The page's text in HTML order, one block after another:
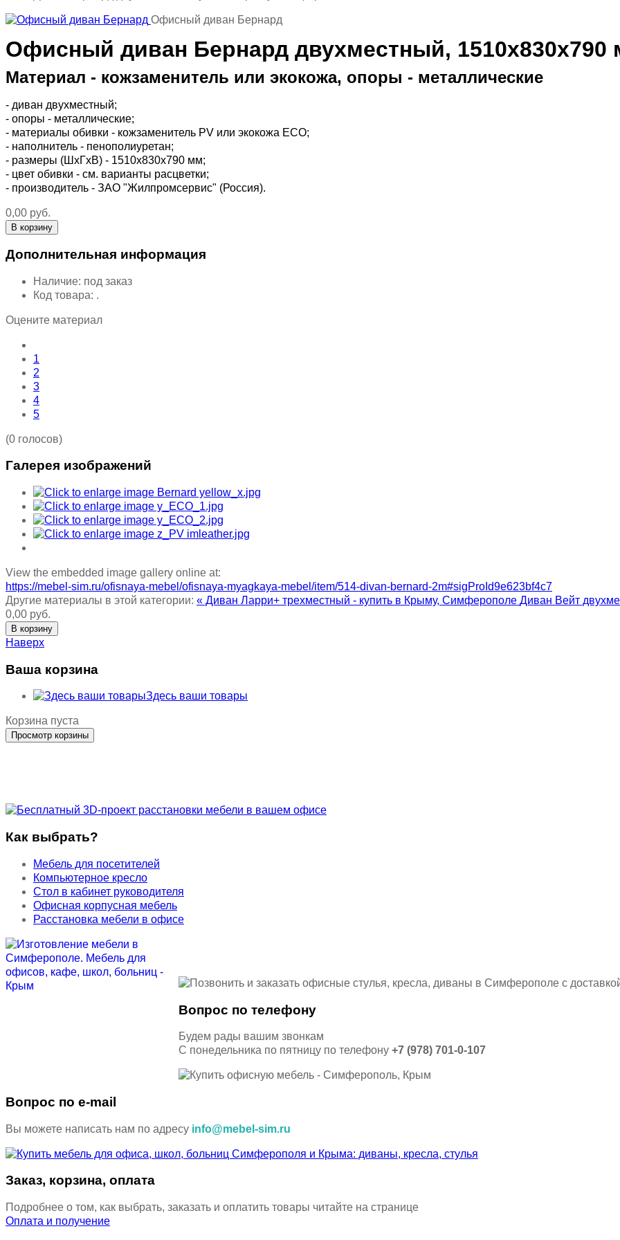
Офисный диван Бернард
Офисный диван Бернард двухместный, 1510х830х790
Материал - кожзаменитель или экокожа, опоры - металлические
- диван двухместный;
- опоры - металлические;
- материалы обивки - кожзаменитель PV или экокожа ЕСО;
- наполнитель - пенополиуретан;
- размеры (ШхГхВ) - 1510х830х790 мм;
- цвет обивки - см. варианты расцветки;
- производитель - ЗАО "Жилпромсервис" (Россия).
0,00 руб.
Дополнительная информация
Наличие: под заказ
Код товара: .
Оцените материал
1
2
3
4
5
(0 голосов)
Галерея изображений
View the embedded image gallery online at:
https://mebel-sim.ru/ofisnaya-mebel/ofisnaya-myagkaya-mebel/item/514-divan-bernard-2m#sigProId9e623bf4c7
Другие материалы в этой категории: « Диван Ларри+ трехместный - купить в Крыму, Симферополе Диван Вейт
0,00 руб.
Наверх
Ваша корзина
Здесь ваши товары
Корзина пуста
Как выбрать?
Мебель для посетителей
Компьютерное кресло
Стол в кабинет руководителя
Офисная корпусная мебель
Расстановка мебели в офисе
Вопрос по телефону
Будем рады вашим звонкам
С понедельника по пятницу по телефону +7 (978) 701-0-107
Вопрос по e-mail
Вы можете написать нам по адресу info@mebel-sim.ru
Заказ, корзина, оплата
Подробнее о том, как выбрать, заказать и оплатить товары читайте на странице
Оплата и получение